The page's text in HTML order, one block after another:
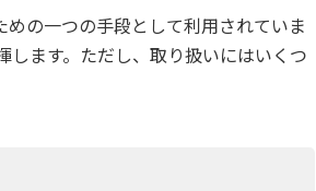
の一つの手段として利用されていま
します。ただし、取り扱いにはいくつ